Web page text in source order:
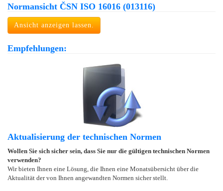
Normansicht ČSN ISO 16016 (013116)
Ansicht anzeigen lassen.
Empfehlungen:
Aktualisierung der technischen Normen
Wollen Sie sich sicher sein, dass Sie nur die gültigen technischen Normen
verwenden?
Wir bieten Ihnen eine Lösung, die Ihnen eine Monatsübersicht über die
Aktualität der von Ihnen angewandten Normen sicher stellt.